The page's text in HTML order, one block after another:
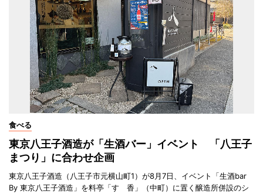
食べる
東京八王子酒造が「生酒バー」イベント 「八王子
まつり」に合わせ企画
東京八王子酒造（八王子市元横山町1）が8月7日、イベント「生酒bar
By 東京八王子酒造」を料亭「すゞ香」（中町）に置く醸造所併設のシ